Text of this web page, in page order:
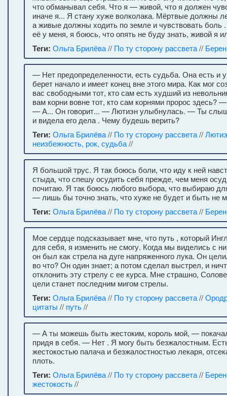
что обманывал себя. Что я — живой, что я должен
иначе я... Я стану хуже волколака. Мёртвые должны
а живые должны ходить по земле и чувствовать
её у меня, я боюсь, что опять не буду знать, живой я
Теги: Ольга Брилёва// По ту сторону рассвета// Берен
— Нет предопределенности, есть судьба. Она есть и
берет начало и имеет конец вне этого мира. Как мог
вас свободными тот, кто сам есть худший из
вам корни вовне тот, кто сам корнями пророс здесь?
— А... Он говорит... — Лютиэн улыбнулась. — Ты
и видела его дела . Чему будешь верить?
Теги: Ольга Брилёва// По ту сторону рассвета//
неизбежность, рок, судьба//
Я большой трус. Я так боюсь боли, что иду к ней
стыда, что спешу осудить себя прежде, чем меня
почитаю. Я так боюсь любого выбора, что выбираю
— лишь бы точно знать, что хуже не будет и быть не
Теги: Ольга Брилёва// По ту сторону рассвета// Берен
Мое сердце подсказывает мне, что путь , который
для себя, я изменить не смогу. Когда мы виделись с
он был как стрела на дуге напряженного лука. Он
во что? Он один знает; а потом сделал выстрел, и
отклонить эту стрелу с ее курса. Мне страшно,
цели станет последним мигом стрелы.
Теги: Ольга Брилёва// По ту сторону рассвета//
цитаты // путь//
— А ты можешь быть жестоким, король мой, —
придя в себя. — Нет . Я могу быть безжалостным.
жестокостью палача и безжалостностью лекаря,
плоть.
Теги: Ольга Брилёва// По ту сторону рассвета// Берен
жестокость//